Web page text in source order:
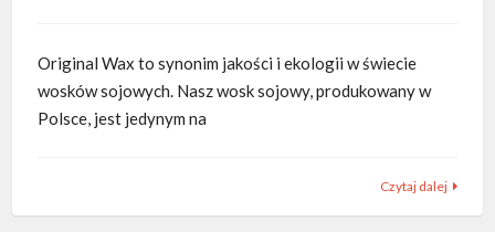
Original Wax to synonim jakości i ekologii w świecie
wosków sojowych. Nasz wosk sojowy, produkowany w
Polsce, jest jedynym na
Czytaj dalej